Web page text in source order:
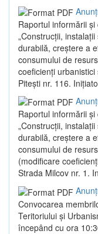
Raportul informării
„Construcții,
durabilă, creștere a
consumului de
coeficienți
Pitești nr. 116.
Raportul informării
„Construcții,
durabilă, creștere a
consumului de
(modificare
Strada Milcov nr. 1.
Convocarea
Teritoriului și
începând cu ora